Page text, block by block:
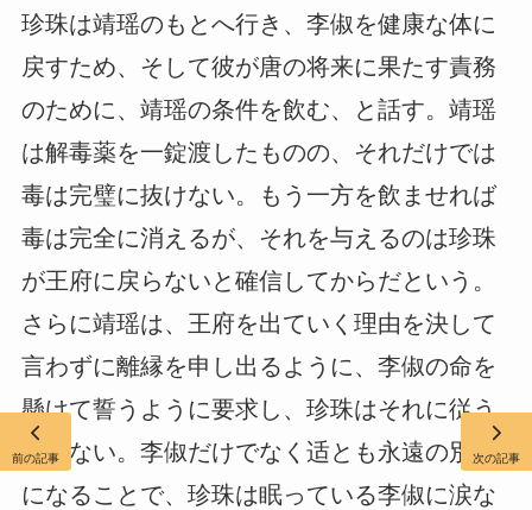
珍珠は靖瑶のもとへ行き、李俶を健康な体に
戻すため、そして彼が唐の将来に果たす責務
のために、靖瑶の条件を飲む、と話す。靖瑶
は解毒薬を一錠渡したものの、それだけでは
毒は完璧に抜けない。もう一方を飲ませれば
毒は完全に消えるが、それを与えるのは珍珠
が王府に戻らないと確信してからだという。
さらに靖瑶は、王府を出ていく理由を決して
言わずに離縁を申し出るように、李俶の命を
懸けて誓うように要求し、珍珠はそれに従う
しかない。李俶だけでなく适とも永遠の別れ
になることで、珍珠は眠っている李俶に涙な
前の記事 次の記事